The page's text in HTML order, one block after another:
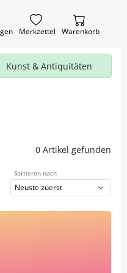
Merkzettel Warenkorb
Kunst & Antiquitäten
0 Artikel gefunden
Sortieren nach
Neuste zuerst